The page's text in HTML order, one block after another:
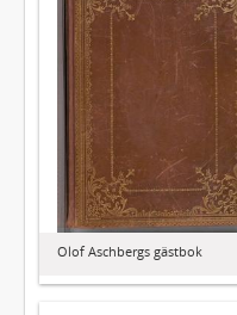
Olof Aschbergs gästbok